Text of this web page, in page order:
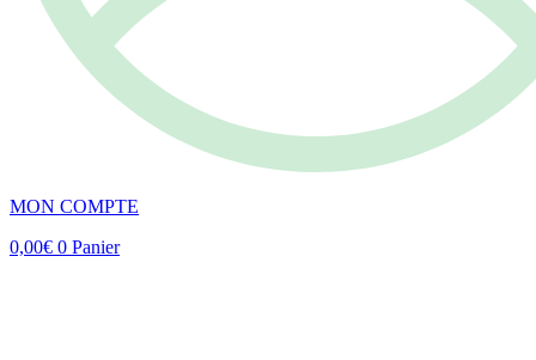
MON COMPTE
0,00€ 0 Panier